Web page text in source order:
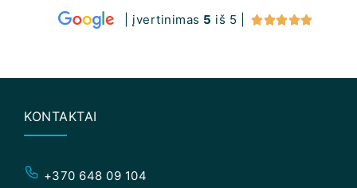
| įvertinimas 5 iš 5 | 
KONTAKTAI
+370 648 09 104